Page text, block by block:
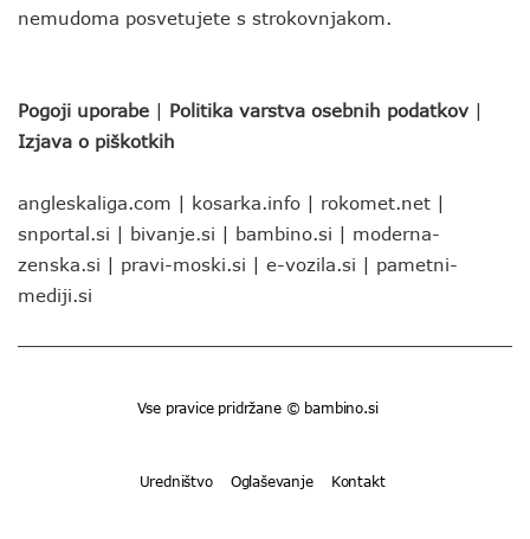
nemudoma posvetujete s strokovnjakom.
Pogoji uporabe | Politika varstva osebnih podatkov |
Izjava o piškotkih
angleskaliga.com | kosarka.info | rokomet.net |
snportal.si | bivanje.si | bambino.si | moderna-
zenska.si | pravi-moski.si | e-vozila.si | pametni-
mediji.si
Vse pravice pridržane © bambino.si
Uredništvo Oglaševanje Kontakt